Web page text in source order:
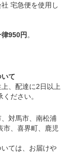
宅急便を使用し
950円 。
て
、配達に2日以上
ださい。
対馬市、南松浦
市、喜界町、鹿児
ては、お届けや